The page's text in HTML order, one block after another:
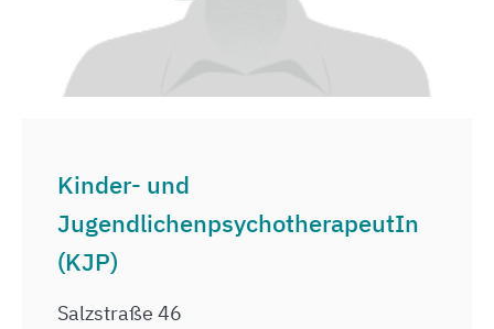
Kinder- und
JugendlichenpsychotherapeutIn
(KJP)
Salzstraße 46